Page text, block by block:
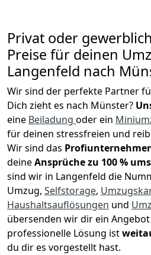
Privat oder
Preise für deinen
Langenfeld nach
Wir sind der perfekte Partner
Dich zieht es nach Münster?
eine Beiladung oder ein
für deinen stressfreien und
Wir sind das
deineAnsprüche zu 100 %
sind wir in Langenfeld die
Umzug, Selfstorage,
Haushaltsauflösungen und
übersenden wir dir ein
professionelle Lösung ist
du dir es vorgestellt hast.